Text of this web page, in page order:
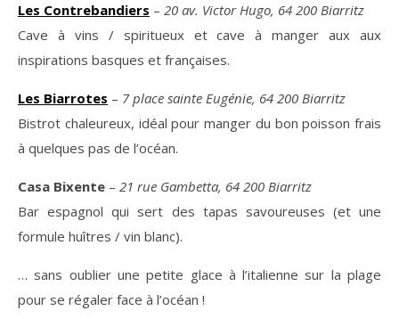
Les Contrebandiers – 20 av. Victor Hugo, 64 200 Biarritz
Cave à vins / spiritueux et cave à manger aux aux
inspirations basques et françaises.
Les Biarrotes – 7 place sainte Eugénie, 64 200 Biarritz
Bistrot chaleureux, idéal pour manger du bon poisson frais
à quelques pas de l’océan.
Casa Bixente – 21 rue Gambetta, 64 200 Biarritz
Bar espagnol qui sert des tapas savoureuses (et une
formule huîtres / vin blanc).
… sans oublier une petite glace à l’italienne sur la plage
pour se régaler face à l’océan !